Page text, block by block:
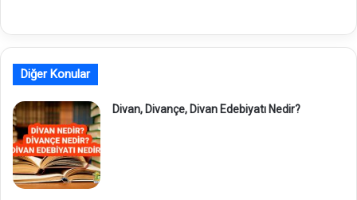
Diğer Konular
Divan, Divançe, Divan Edebiyatı Nedir?